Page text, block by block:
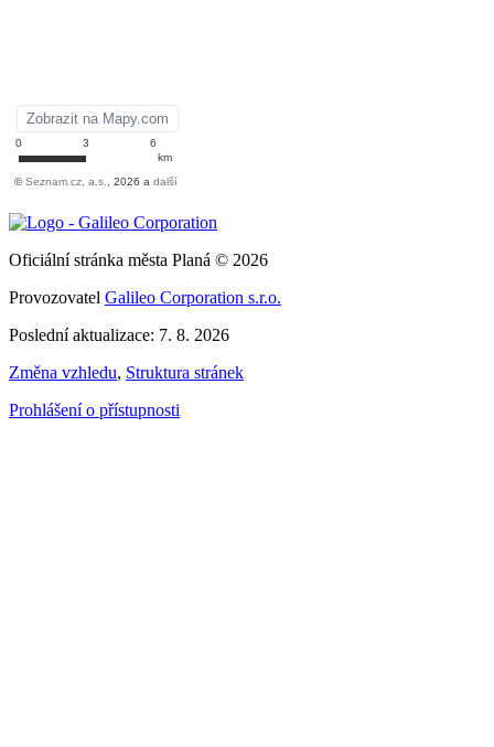
Oficiální stránka města Planá © 2026
Provozovatel Galileo Corporation s.r.o.
Poslední aktualizace: 7. 8. 2026
Změna vzhledu, Struktura stránek
Prohlášení o přístupnosti